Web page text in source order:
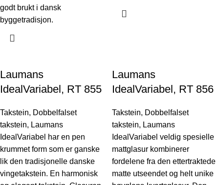
godt brukt i dansk
byggetradisjon.
Laumans
IdealVariabel, RT 855
Takstein, Dobbelfalset
takstein, Laumans
IdealVariabel har en pen
krummet form som er ganske
lik den tradisjonelle danske
vingetakstein. En harmonisk
Laumans
IdealVariabel, RT 856
Takstein, Dobbelfalset
takstein, Laumans
IdealVariabel veldig spesielle
mattglasur kombinerer
fordelene fra den ettertraktede
matte utseendet og helt unike